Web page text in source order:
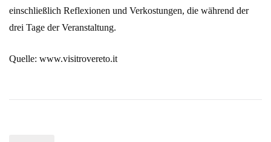
einschließlich Reflexionen und Verkostungen, die während der
drei Tage der Veranstaltung.
Quelle: www.visitrovereto.it